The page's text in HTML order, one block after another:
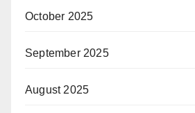
October 2025
September 2025
August 2025